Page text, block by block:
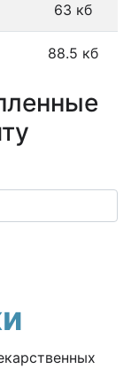
63 кб
88.5 кб